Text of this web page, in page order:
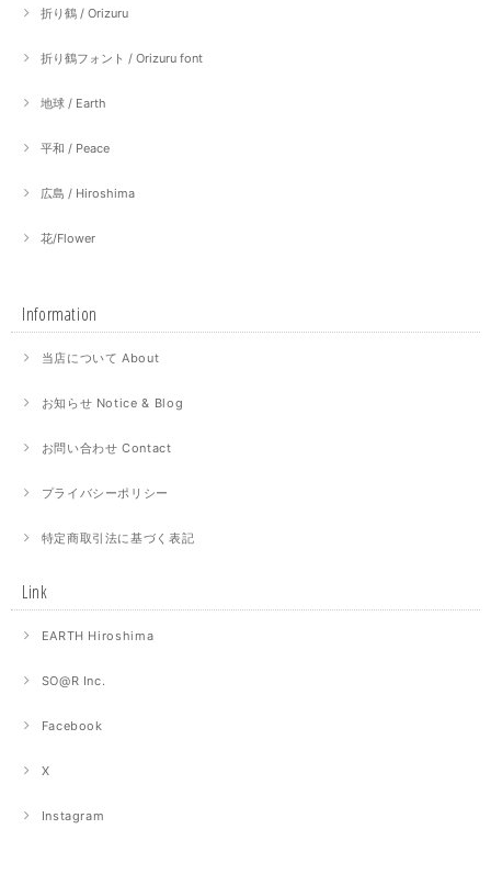
折り鶴 / Orizuru
折り鶴フォント / Orizuru font
地球 / Earth
平和 / Peace
広島 / Hiroshima
花/Flower
Information
当店について About
お知らせ Notice & Blog
お問い合わせ Contact
プライバシーポリシー
特定商取引法に基づく表記
Link
EARTH Hiroshima
SO@R Inc.
Facebook
X
Instagram